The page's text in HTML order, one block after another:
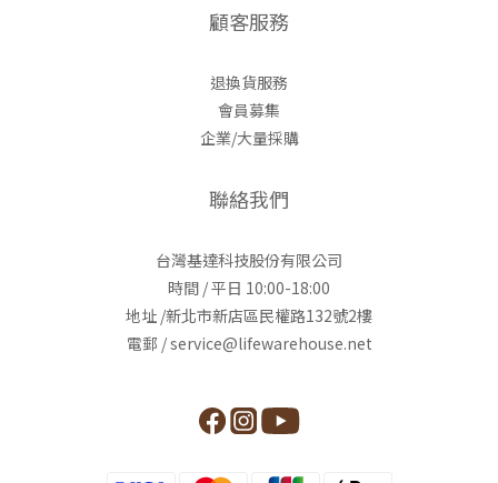
顧客服務
退換貨服務
會員募集
企業/大量採購
聯絡我們
台灣基達科技股份有限公司
時間 / 平日 10:00-18:00
地址 /新北市新店區民權路132號2樓
電郵 / service@lifewarehouse.net